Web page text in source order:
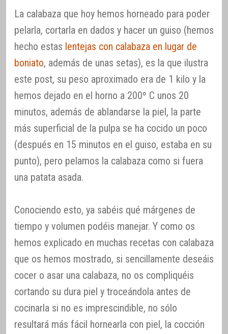
La calabaza que hoy hemos horneado para poder
pelarla, cortarla en dados y hacer un guiso (hemos
hecho estas lentejas con calabaza en lugar de
boniato, además de unas setas), es la que ilustra
este post, su peso aproximado era de 1 kilo y la
hemos dejado en el horno a 200º C unos 20
minutos, además de ablandarse la piel, la parte
más superficial de la pulpa se ha cocido un poco
(después en 15 minutos en el guiso, estaba en su
punto), pero pelamos la calabaza como si fuera
una patata asada.
Conociendo esto, ya sabéis qué márgenes de
tiempo y volumen podéis manejar. Y como os
hemos explicado en muchas recetas con calabaza
que os hemos mostrado, si sencillamente deseáis
cocer o asar una calabaza, no os compliquéis
cortando su dura piel y troceándola antes de
cocinarla si no es imprescindible, no sólo
resultará más fácil hornearla con piel, la cocción